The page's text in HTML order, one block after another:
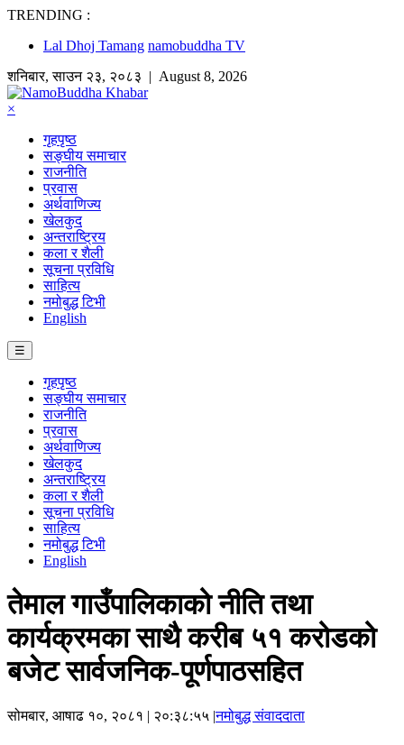
TRENDING :
Lal Dhoj Tamang namobuddha TV
शनिबार,साउन २३, २०८३ | August 8, 2026
×
गृहपृष्ठ
सङ्घीय समाचार
राजनीति
प्रवास
अर्थवाणिज्य
खेलकुद
अन्तराष्ट्रिय
कला र शैली
सूचना प्रविधि
साहित्य
नमोबुद्ध टिभी
English
☰
गृहपृष्ठ
सङ्घीय समाचार
राजनीति
प्रवास
अर्थवाणिज्य
खेलकुद
अन्तराष्ट्रिय
कला र शैली
सूचना प्रविधि
साहित्य
नमोबुद्ध टिभी
English
तेमाल गाउँपालिकाको नीति तथा
कार्यक्रमका साथै करीब ५१ करोडको
बजेट सार्वजनिक-पूर्णपाठसहित
सोमबार, आषाढ १०, २०८१ | २०:३८:५५ |नमोबुद्ध संवाददाता